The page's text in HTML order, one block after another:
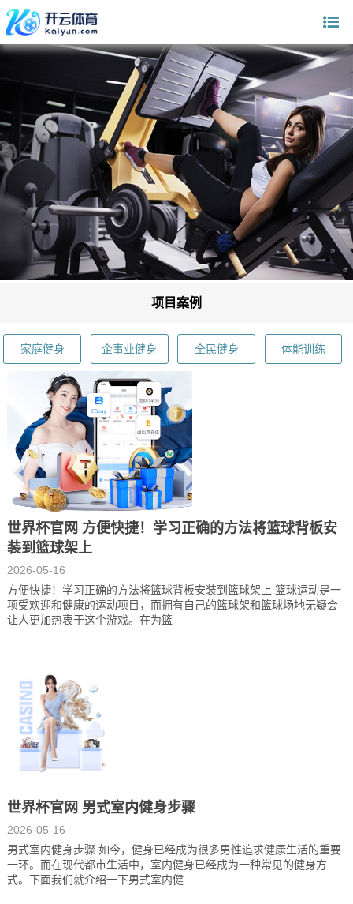
项目案例
家庭健身 企事业健身 全民健身 体能训练
世界杯官网 方便快捷！学习正确的方法将篮球背板安
装到篮球架上
2026-05-16
方便快捷！学习正确的方法将篮球背板安装到篮球架上 篮球运动是一
项受欢迎和健康的运动项目，而拥有自己的篮球架和篮球场地无疑会
让人更加热衷于这个游戏。在为篮
世界杯官网 男式室内健身步骤
2026-05-16
男式室内健身步骤 如今，健身已经成为很多男性追求健康生活的重要
一环。而在现代都市生活中，室内健身已经成为一种常见的健身方
式。下面我们就介绍一下男式室内健